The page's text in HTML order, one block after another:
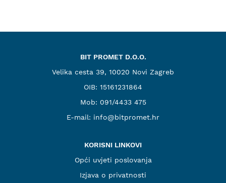
BIT PROMET D.O.O.
Velika cesta 39, 10020 Novi Zagreb
OIB: 15161231864
Mob: 091/4433 475
E-mail: info@bitpromet.hr
KORISNI LINKOVI
Opći uvjeti poslovanja
Izjava o privatnosti